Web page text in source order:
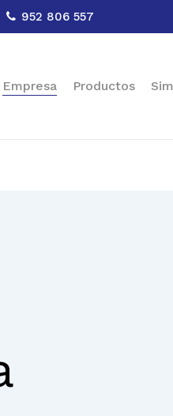
952 806 557
Empresa Productos